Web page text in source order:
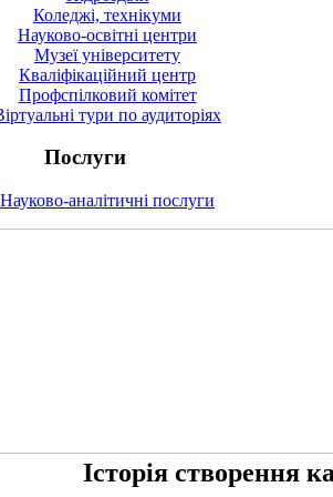
Коледжі, технікуми
Науково-освітні центри
Музеї університету
Кваліфікаційний центр
Профспілковий комітет
тури по аудиторіях
Послуги
Науково-аналітичні послуги
Історія створення